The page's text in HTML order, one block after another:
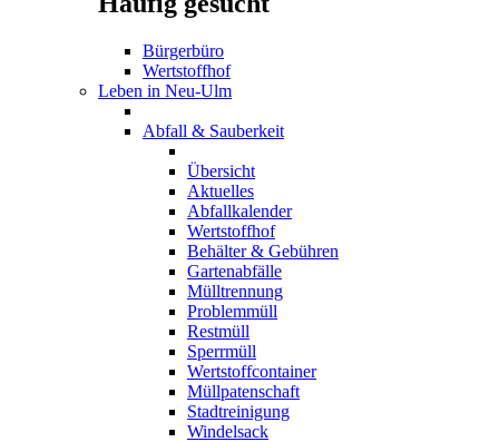
Bürgerbüro
Wertstoffhof
Leben in Neu-Ulm
Abfall & Sauberkeit
Übersicht
Aktuelles
Abfallkalender
Wertstoffhof
Behälter & Gebühren
Gartenabfälle
Mülltrennung
Problemmüll
Restmüll
Sperrmüll
Wertstoffcontainer
Müllpatenschaft
Stadtreinigung
Windelsack